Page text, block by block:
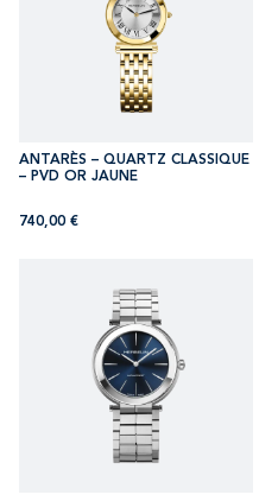
ANTARÈS – QUARTZ CLASSIQUE
– PVD OR JAUNE
740,00 €